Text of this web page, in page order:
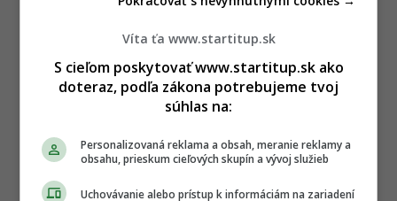
Víta ťa www.startitup.sk
S cieľom poskytovať www.startitup.sk ako
doteraz, podľa zákona potrebujeme tvoj
súhlas na:
Personalizovaná reklama a obsah, meranie reklamy a
obsahu, prieskum cieľových skupín a vývoj služieb
Uchovávanie alebo prístup k informáciám na zariadení